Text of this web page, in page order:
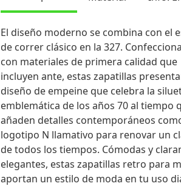
El diseño moderno se combina con el
de correr clásico en la 327.
con materiales de primera calidad que
incluyen ante, estas zapatillas
diseño de empeine que celebra la
emblemática de los años 70 al tiempo
añaden detalles contemporáneos
logotipo N llamativo para renovar un
de todos los tiempos. Cómodas y
elegantes, estas zapatillas retro para
aportan un estilo de moda en tu uso